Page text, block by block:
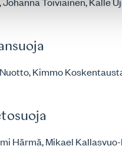
Kimmo
Härmä, Mikael